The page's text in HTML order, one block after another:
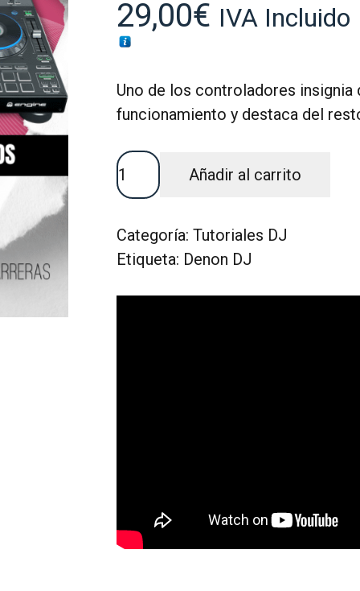
29,00€ IVA Incluido
Uno de los controladores insignia
funcionamiento y destaca del
TUTORIAL
TÉCNICO
DJ
PRIME
Añadir al carrito
Categoría:Tutoriales DJ
Etiqueta: Denon DJ